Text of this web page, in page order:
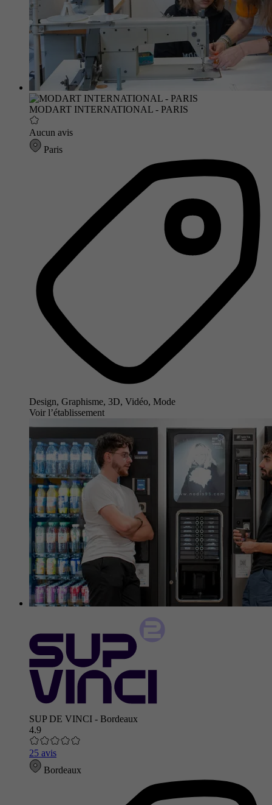
MODART INTERNATIONAL - PARIS
Aucun avis
Paris
Design, Graphisme, 3D, Vidéo, Mode
Voir l’établissement
SUP DE VINCI - Bordeaux
4.9
25 avis
Bordeaux